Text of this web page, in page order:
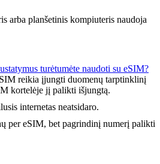
arba planšetinis kompiuteris naudoja
turėtumėte naudoti su eSIM?
reikia įjungti duomenų tarptinklinį
kortelėje jį palikti išjungtą.
internetas neatsidaro.
per eSIM, bet pagrindinį numerį palikti